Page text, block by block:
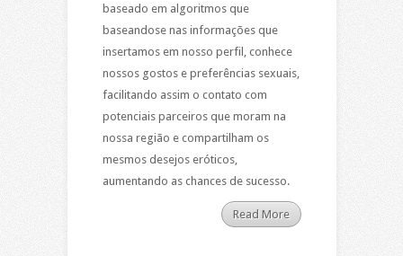
baseado em algoritmos que
baseandose nas informações que
insertamos em nosso perfil, conhece
nossos gostos e preferências sexuais,
facilitando assim o contato com
potenciais parceiros que moram na
nossa região e compartilham os
mesmos desejos eróticos,
aumentando as chances de sucesso.
Read More